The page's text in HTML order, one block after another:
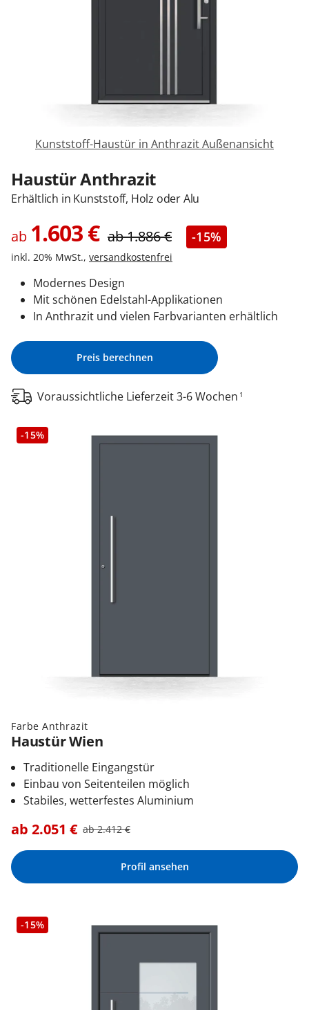
Anmelden / Registrieren
Kunststoff-Haustür in Anthrazit Außenansicht
Haustür Anthrazit
Erhältlich in Kunststoff, Holz oder Alu
ab 1.603€ ab1.886€ -15%
inkl. 20% MwSt., versandkostenfrei
Modernes Design
Mit schönen Edelstahl-Applikationen
In Anthrazit und vielen Farbvarianten erhältlich
Preis berechnen
Voraussichtliche Lieferzeit 3-6 Wochen 1
-15%
Farbe Anthrazit
Haustür Wien
Traditionelle Eingangstür
Einbau von Seitenteilen möglich
Stabiles, wetterfestes Aluminium
ab 2.051 € ab2.412€
Profil ansehen
-15%